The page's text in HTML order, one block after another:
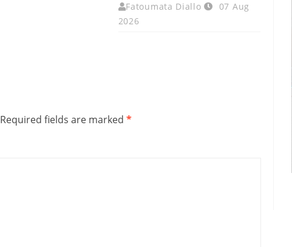
Fatoumata Diallo
07 Aug
2026
Required fields are marked *